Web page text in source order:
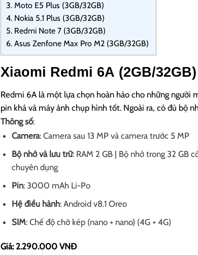
3. Moto E5 Plus (3GB/32GB)
4. Nokia 5.1 Plus (3GB/32GB)
5. Redmi Note 7 (3GB/32GB)
6. Asus Zenfone Max Pro M2 (3GB/32GB)
Xiaomi Redmi 6A (2GB/32GB)
Redmi 6A là một lựa chọn hoàn hảo cho những người
pin khá và máy ảnh chụp hình tốt. Ngoài ra, có đủ bộ
Thông số:
Camera: Camera sau 13 MP và camera trước 5 MP
Bộ nhớ và lưu trữ: RAM 2 GB | Bộ nhớ trong 32 GB
chuyên dụng
Pin: 3000 mAh Li-Po
Hệ điều hành: Android v8.1 Oreo
SIM: Chế độ chờ kép (nano + nano) (4G + 4G)
Giá: 2.290.000 VNĐ